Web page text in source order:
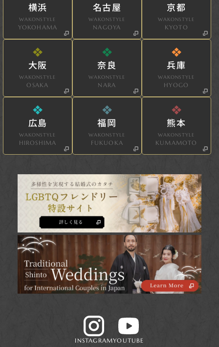
横浜
WAKONSTYLE
YOKOHAMA
名古屋
WAKONSTYLE
NAGOYA
京都
WAKONSTYLE
KYOTO
大阪
WAKONSTYLE
OSAKA
奈良
WAKONSTYLE
NARA
兵庫
WAKONSTYLE
HYOGO
広島
WAKONSTYLE
HIROSHIMA
福岡
WAKONSTYLE
FUKUOKA
熊本
WAKONSTYLE
KUMAMOTO
INSTAGRAMYOUTUBE